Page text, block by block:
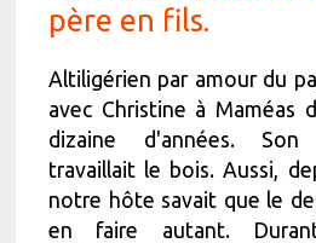
père en fils.
Altiligérien par amour du
avec Christine à Maméas
dizaine d'années.
travaillait le bois. Aussi,
notre hôte savait que le
en faire autant.